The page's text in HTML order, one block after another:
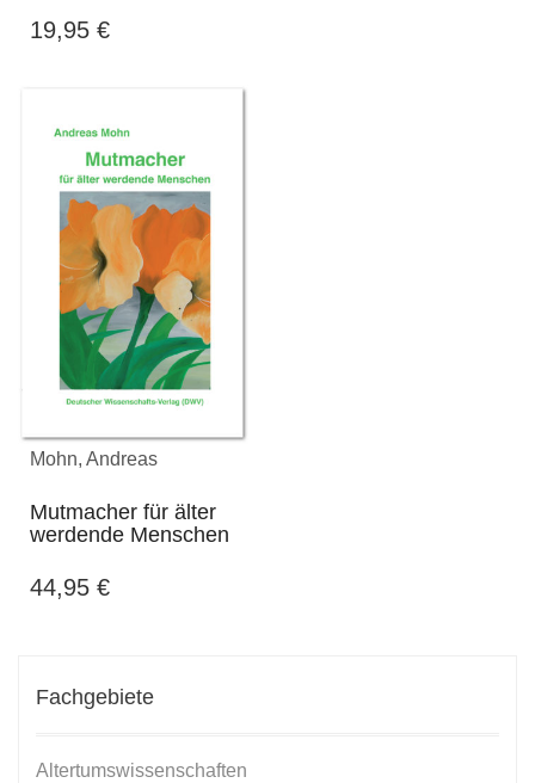
19,95 €
Mohn, Andreas
Mutmacher für älter
werdende Menschen
44,95 €
Fachgebiete
Altertumswissenschaften